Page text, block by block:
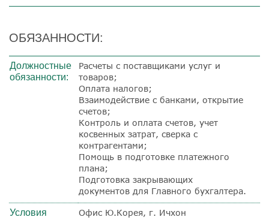
ОБЯЗАННОСТИ:
Должностные
обязанности:
Расчеты с поставщиками услуг и
товаров;
Оплата налогов;
Взаимодействие с банками, открытие
счетов;
Контроль и оплата счетов, учет
косвенных затрат, сверка с
контрагентами;
Помощь в подготовке платежного
плана;
Подготовка закрывающих
документов для Главного бухгалтера.
Условия
Офис Ю.Корея, г. Ичхон